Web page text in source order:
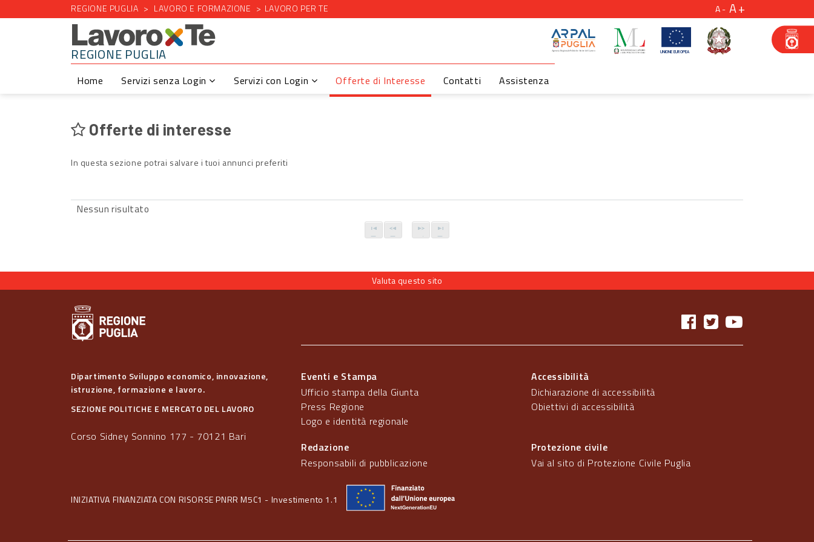
REGIONE PUGLIA LAVORO E FORMAZIONE LAVORO PER TE A A
REGIONE PUGLIA
Home Servizi senza Login Servizi con Login Offerte di Interesse Contatti Assistenza
Offerte di interesse
In questa sezione potrai salvare i tuoi annunci preferiti
Nessun risultato
Valuta questo sito
Dipartimento Sviluppo economico, innovazione,
istruzione, formazione e lavoro.
SEZIONE POLITICHE E MERCATO DEL LAVORO
Corso Sidney Sonnino 177 - 70121 Bari
Eventi e Stampa
Ufficio stampa della Giunta
Press Regione
Logo e identità regionale
Accessibilità
Dichiarazione di accessibilità
Obiettivi di accessibilità
Redazione
Responsabili di pubblicazione
Protezione civile
Vai al sito di Protezione Civile Puglia
INIZIATIVA FINANZIATA CON RISORSE PNRR M5C1 - Investimento 1.1